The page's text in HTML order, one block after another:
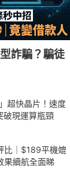
詐騙？騙徒
超快晶片！速度
現運算瓶頸
比｜$189平機媲
果續航全面睇